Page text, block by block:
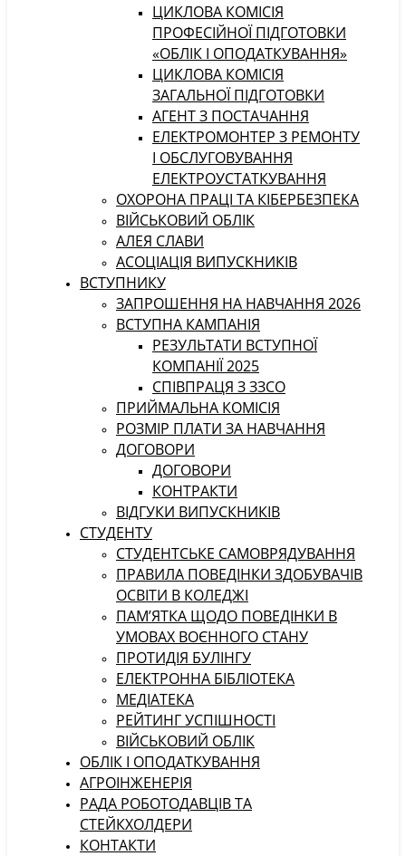
ЦИКЛОВА КОМІСІЯ
ПРОФЕСІЙНОЇ ПІДГОТОВКИ
«ОБЛІК І ОПОДАТКУВАННЯ»
ЦИКЛОВА КОМІСІЯ
ЗАГАЛЬНОЇ ПІДГОТОВКИ
АГЕНТ З ПОСТАЧАННЯ
ЕЛЕКТРОМОНТЕР З РЕМОНТУ
І ОБСЛУГОВУВАННЯ
ЕЛЕКТРОУСТАТКУВАННЯ
ОХОРОНА ПРАЦІ ТА КІБЕРБЕЗПЕКА
ВІЙСЬКОВИЙ ОБЛІК
АЛЕЯ СЛАВИ
АСОЦІАЦІЯ ВИПУСКНИКІВ
ВСТУПНИКУ
ЗАПРОШЕННЯ НА НАВЧАННЯ 2026
ВСТУПНА КАМПАНІЯ
РЕЗУЛЬТАТИ ВСТУПНОЇ
КОМПАНІЇ 2025
СПІВПРАЦЯ З ЗЗСО
ПРИЙМАЛЬНА КОМІСІЯ
РОЗМІР ПЛАТИ ЗА НАВЧАННЯ
ДОГОВОРИ
ДОГОВОРИ
КОНТРАКТИ
ВІДГУКИ ВИПУСКНИКІВ
СТУДЕНТУ
CТУДЕНТСЬКЕ САМОВРЯДУВАННЯ
ПРАВИЛА ПОВЕДІНКИ ЗДОБУВАЧІВ
ОСВІТИ В КОЛЕДЖІ
ПАМ’ЯТКА ЩОДО ПОВЕДІНКИ В
УМОВАХ ВОЄННОГО СТАНУ
ПРОТИДІЯ БУЛІНГУ
ЕЛЕКТРОННА БІБЛІОТЕКА
МЕДІАТЕКА
РЕЙТИНГ УСПІШНОСТІ
ВІЙСЬКОВИЙ ОБЛІК
ОБЛІК І ОПОДАТКУВАННЯ
АГРОІНЖЕНЕРІЯ
РАДА РОБОТОДАВЦІВ ТА
СТЕЙКХОЛДЕРИ
КОНТАКТИ